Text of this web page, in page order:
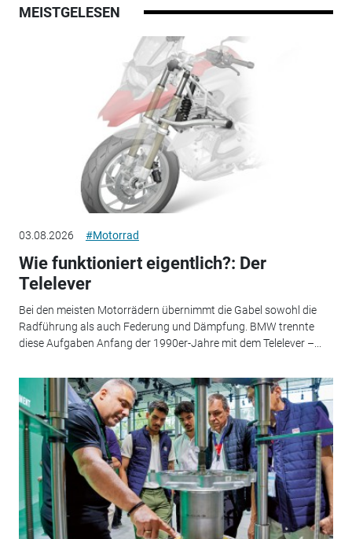
MEISTGELESEN
03.08.2026 #Motorrad
Wie funktioniert eigentlich?: Der
Telelever
Bei den meisten Motorrädern übernimmt die Gabel sowohl die
Radführung als auch Federung und Dämpfung. BMW trennte
diese Aufgaben Anfang der 1990er-Jahre mit dem Telelever –...